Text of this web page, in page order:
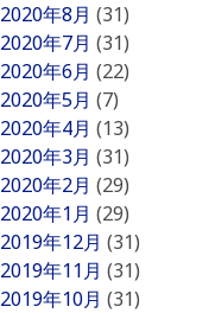
2020年8月 (31)
2020年7月 (31)
2020年6月 (22)
2020年5月 (7)
2020年4月 (13)
2020年3月 (31)
2020年2月 (29)
2020年1月 (29)
2019年12月 (31)
2019年11月 (31)
2019年10月 (31)